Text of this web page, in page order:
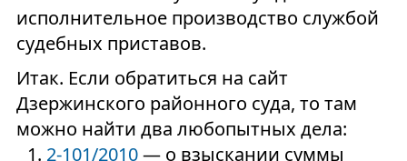
исполнительное производство службой
судебных приставов.
Итак. Если обратиться на сайт
Дзержинского районного суда, то там
можно найти два любопытных дела:
2-101/2010— о взыскании суммы